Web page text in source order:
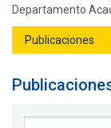
Departamento